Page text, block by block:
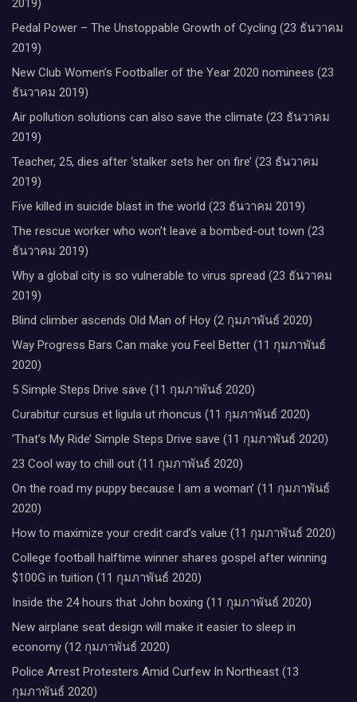
2019)
Pedal Power – The Unstoppable Growth of Cycling (23 ธันวาคม
2019)
New Club Women’s Footballer of the Year 2020 nominees (23
ธันวาคม 2019)
Air pollution solutions can also save the climate (23 ธันวาคม
2019)
Teacher, 25, dies after ‘stalker sets her on fire’ (23 ธันวาคม
2019)
Five killed in suicide blast in the world (23 ธันวาคม 2019)
The rescue worker who won’t leave a bombed-out town (23
ธันวาคม 2019)
Why a global city is so vulnerable to virus spread (23 ธันวาคม
2019)
Blind climber ascends Old Man of Hoy (2 กุมภาพันธ์ 2020)
Way Progress Bars Can make you Feel Better (11 กุมภาพันธ์
2020)
5 Simple Steps Drive save (11 กุมภาพันธ์ 2020)
Curabitur cursus et ligula ut rhoncus (11 กุมภาพันธ์ 2020)
‘That’s My Ride’ Simple Steps Drive save (11 กุมภาพันธ์ 2020)
23 Cool way to chill out (11 กุมภาพันธ์ 2020)
On the road my puppy because I am a woman’ (11 กุมภาพันธ์
2020)
How to maximize your credit card’s value (11 กุมภาพันธ์ 2020)
College football halftime winner shares gospel after winning
$100G in tuition (11 กุมภาพันธ์ 2020)
Inside the 24 hours that John boxing (11 กุมภาพันธ์ 2020)
New airplane seat design will make it easier to sleep in
economy (12 กุมภาพันธ์ 2020)
Police Arrest Protesters Amid Curfew In Northeast (13
กุมภาพันธ์ 2020)